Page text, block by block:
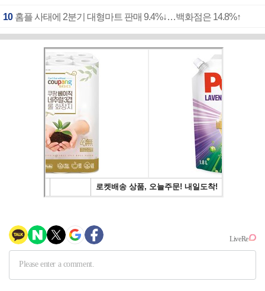
10 홈플 사태에 2분기 대형마트 판매 9.4%↓…백화점은 14.8%↑